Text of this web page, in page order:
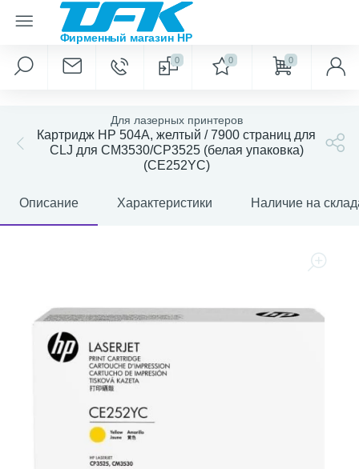
0 0 0
Для лазерных принтеров
Картридж HP 504A, желтый / 7900 страниц для
CLJ для CM3530/CP3525 (белая упаковка)
(CE252YC)
Описание Характеристики Наличие на